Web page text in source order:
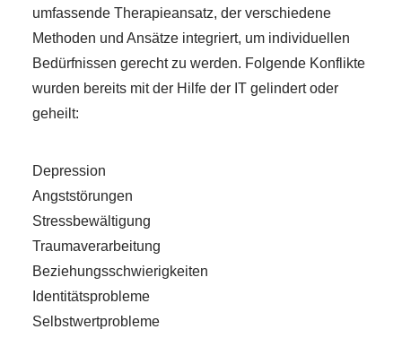
umfassende Therapieansatz, der verschiedene
Methoden und Ansätze integriert, um individuellen
Bedürfnissen gerecht zu werden. Folgende Konflikte
wurden bereits mit der Hilfe der IT gelindert oder
geheilt:
Depression
Angststörungen
Stressbewältigung
Traumaverarbeitung
Beziehungsschwierigkeiten
Identitätsprobleme
Selbstwertprobleme